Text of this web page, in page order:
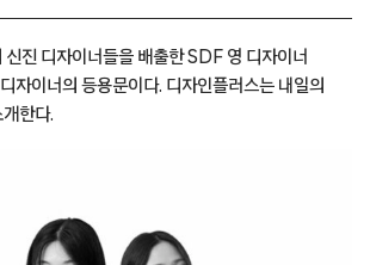
진 디자이너들을 배출한 SDF 영 디자이너
자이너의 등용문이다. 디자인플러스는 내일의
한다.